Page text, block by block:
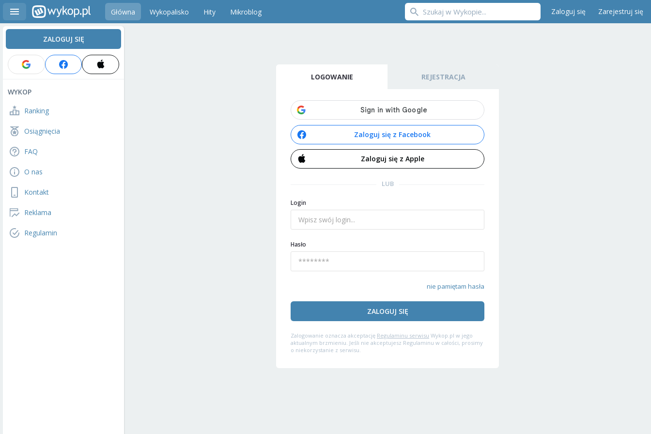
Główna Wykopalisko Hity Mikroblog Zaloguj się Zarejestruj się
ZALOGUJ SIĘ
WYKOP
Ranking
Osiągnięcia
FAQ
O nas
Kontakt
Reklama
Regulamin
LOGOWANIE REJESTRACJA
Zaloguj się z Facebook
Zaloguj się z Apple
LUB
Login
Hasło
nie pamiętam hasła
ZALOGUJ SIĘ
Zalogowanie oznacza akceptację Regulaminu serwisu Wykop.pl w jego
aktualnym brzmieniu. Jeśli nie akceptujesz Regulaminu w całości, prosimy
o niekorzystanie z serwisu.